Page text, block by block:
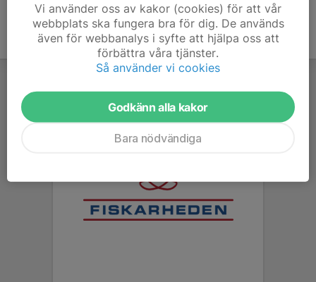
Vi använder oss av kakor (cookies) för att vår
webbplats ska fungera bra för dig. De används
även för webbanalys i syfte att hjälpa oss att
förbättra våra tjänster.
Så använder vi cookies
Godkänn alla kakor
Bara nödvändiga